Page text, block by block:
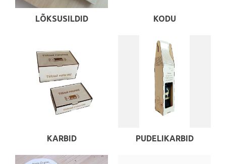
LÕKSUSILDID KODU
KARBID PUDELIKARBID